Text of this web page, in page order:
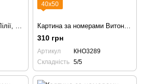
40х50
310 грн
Артикул
КНО3289
Складність 5/5